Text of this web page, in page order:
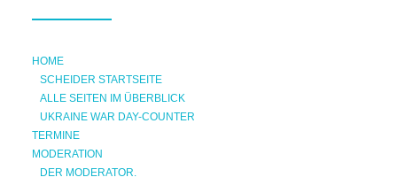
HOME
SCHEIDER STARTSEITE
ALLE SEITEN IM ÜBERBLICK
UKRAINE WAR DAY-COUNTER
TERMINE
MODERATION
DER MODERATOR.